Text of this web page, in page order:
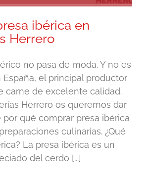
ibérica en
Herrero
no pasa de moda. Y no es
España, el principal productor
carne de excelente calidad.
Herrero os queremos dar
por qué comprar presa ibérica
culinarias. ¿Qué
La presa ibérica es un
del cerdo [...]